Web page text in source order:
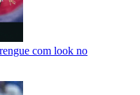
com look no